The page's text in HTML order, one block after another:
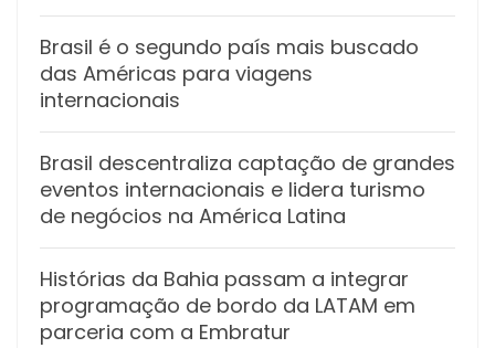
Brasil é o segundo país mais buscado
das Américas para viagens
internacionais
Brasil descentraliza captação de grandes
eventos internacionais e lidera turismo
de negócios na América Latina
Histórias da Bahia passam a integrar
programação de bordo da LATAM em
parceria com a Embratur